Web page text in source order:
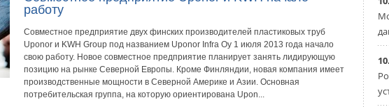
работу
Совместное предприятие двух финских производителей пластиковых труб
Uponor и KWH Group под названием Uponor Infra Oy 1 июля 2013 года начало
свою работу. Новое совместное предприятие планирует занять лидирующую
позицию на рынке Северной Европы. Кроме Финляндии, новая компания имеет
производственные мощности в Северной Америке и Азии. Основная
потребительская группа, на которую ориентирована Upon...